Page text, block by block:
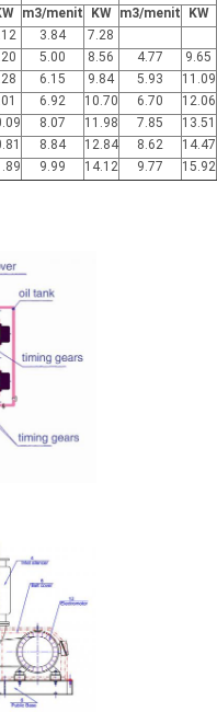
m3/menit KW m3/menit KW
3.84
7.28
5.00 8.56 4.77
9.65
6.15 9.84 5.93
11.09
6.92 10.70 6.70
12.06
8.07 11.98 7.85
13.51
8.84 12.84 8.62
14.47
9.99 14.12 9.77 15.92